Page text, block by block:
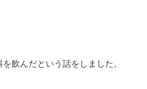
飲んだという話をしました。